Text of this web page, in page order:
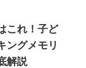
これ！子ど
ングメモリ
解説